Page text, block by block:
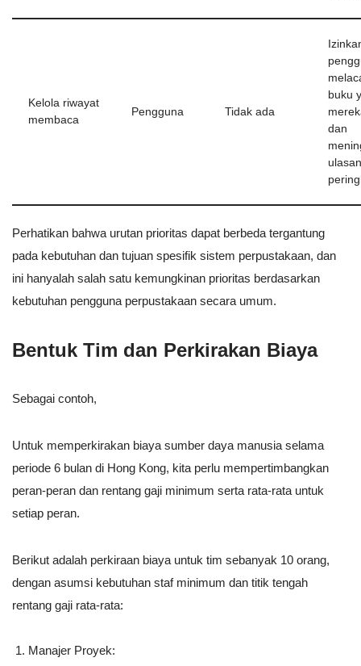
Kelola riwayat
membaca
Pengguna Tidak ada
buku
dan
Perhatikan bahwa urutan prioritas dapat berbeda tergantung
pada kebutuhan dan tujuan spesifik sistem perpustakaan, dan
ini hanyalah salah satu kemungkinan prioritas berdasarkan
kebutuhan pengguna perpustakaan secara umum.
Bentuk Tim dan Perkirakan Biaya
Sebagai contoh,
Untuk memperkirakan biaya sumber daya manusia selama
periode 6 bulan di Hong Kong, kita perlu mempertimbangkan
peran-peran dan rentang gaji minimum serta rata-rata untuk
setiap peran.
Berikut adalah perkiraan biaya untuk tim sebanyak 10 orang,
dengan asumsi kebutuhan staf minimum dan titik tengah
rentang gaji rata-rata:
Manajer Proyek: